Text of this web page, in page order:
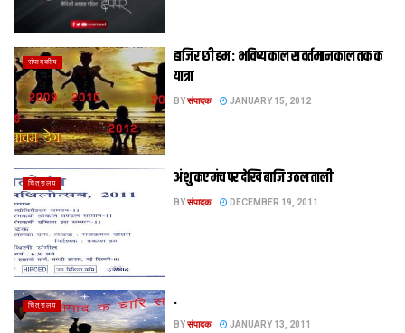
संपादकीय
हाजिर छी हम : भविष्‍य काल स वर्तमान काल तक क
यात्रा
BYसंपादक JANUARY 15, 2012
चित्रालय अंशु कए मंच पर देखि बाजि उठल ताली
BYसंपादक DECEMBER 19, 2011
चित्रालय .
BYसंपादक JANUARY 13, 2011